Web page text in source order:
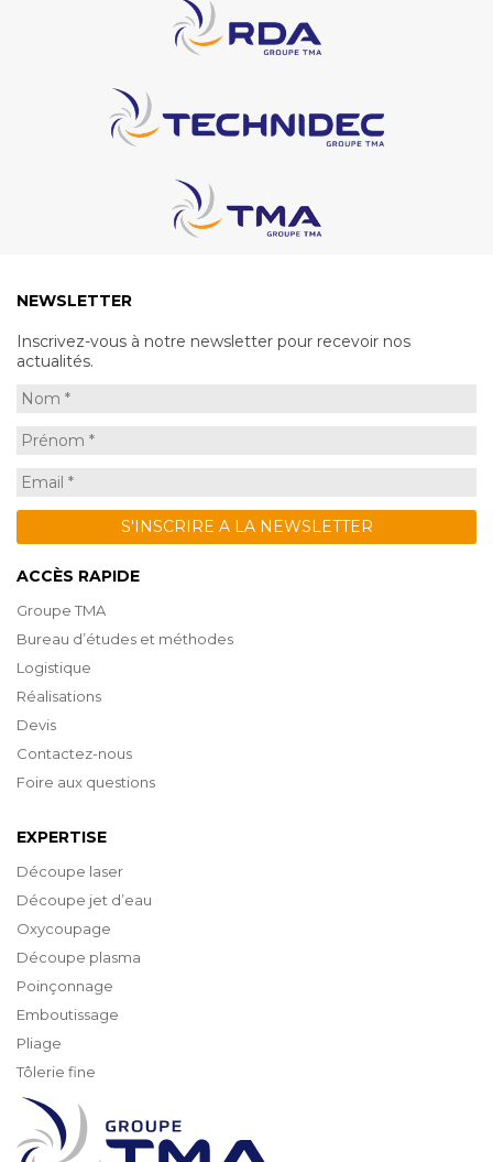
NEWSLETTER
Inscrivez-vous à notre newsletter pour recevoir nos
actualités.
ACCÈS RAPIDE
Groupe TMA
Bureau d’études et méthodes
Logistique
Réalisations
Devis
Contactez-nous
Foire aux questions
EXPERTISE
Découpe laser
Découpe jet d’eau
Oxycoupage
Découpe plasma
Poinçonnage
Emboutissage
Pliage
Tôlerie fine